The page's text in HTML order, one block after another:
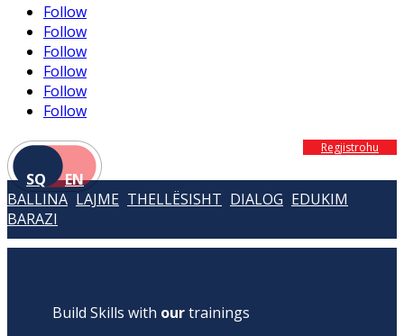
Follow
Follow
Follow
Follow
Follow
Follow
SQ EN
Regjistrohu
BALLINA LAJME THELLËSISHT DIALOG EDUKIM
BARAZI
Build Skills with ourtrainings